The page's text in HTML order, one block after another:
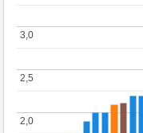
2,0
2,0
2,5
2,5
3,0
3,0